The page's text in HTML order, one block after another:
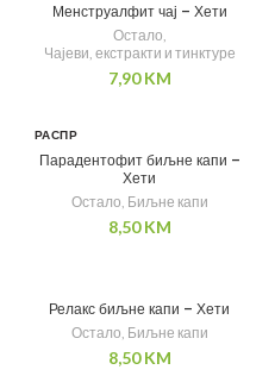
Менструалфит чај – Хети
Остало,
Чајеви, екстракти и тинктуре
7,90KM
РАСПР
О
Парадентофит биљне капи –
Хети
Остало, Биљне капи
8,50KM
Релакс биљне капи – Хети
Остало, Биљне капи
8,50KM